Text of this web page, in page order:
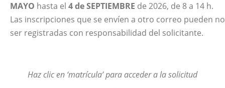
MAYO hasta el 4 de SEPTIEMBRE de 2026, de 8 a 14 h.
Las inscripciones que se envíen a otro correo pueden no
ser registradas con responsabilidad del solicitante.
Haz clic en ‘matrícula’ para acceder a la solicitud